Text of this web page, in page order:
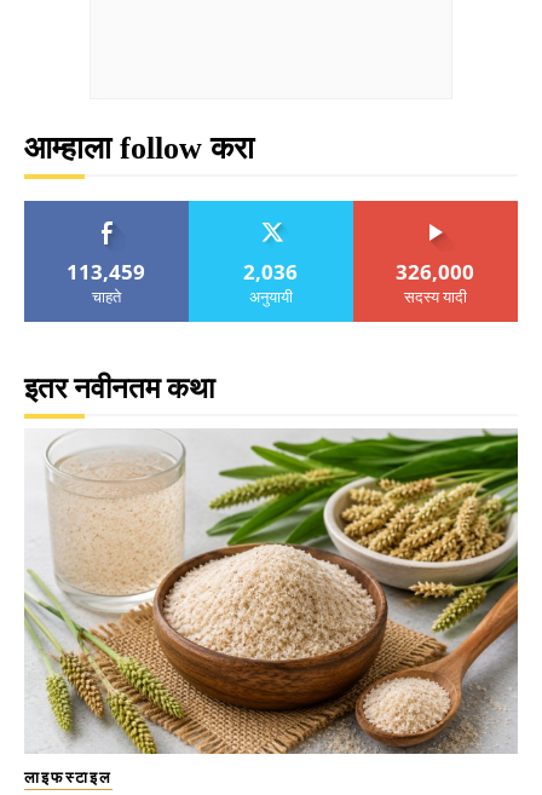
आम्हाला follow करा
113,459
चाहते
2,036
अनुयायी
326,000
सदस्य यादी
इतर नवीनतम कथा
लाइफस्टाइल